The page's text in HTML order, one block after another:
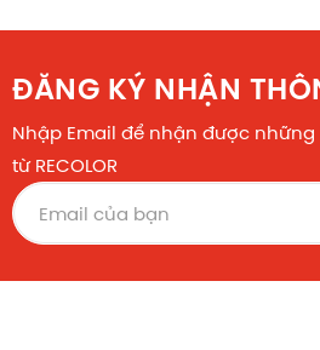
ĐĂNG KÝ NHẬN
Nhập Email để nhận được
từ RECOLOR